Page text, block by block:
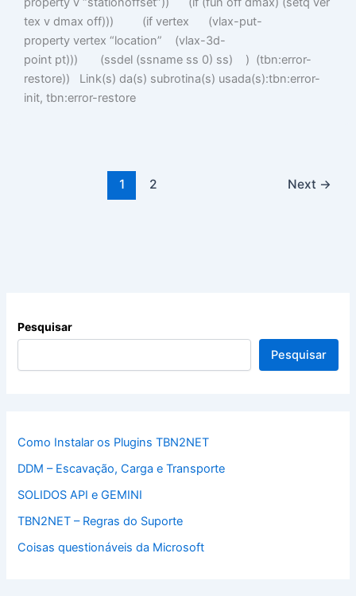
tex v dmax off))) (if vertex (vlax-put-
property vertex “location” (vlax-3d-
point pt))) (ssdel (ssname ss 0) ss) ) (tbn:error-
restore)) Link(s) da(s) subrotina(s) usada(s):tbn:error-
init, tbn:error-restore
1 2 Next →
Pesquisar
Pesquisar
Como Instalar os Plugins TBN2NET
DDM – Escavação, Carga e Transporte
SOLIDOS API e GEMINI
TBN2NET – Regras do Suporte
Coisas questionáveis da Microsoft